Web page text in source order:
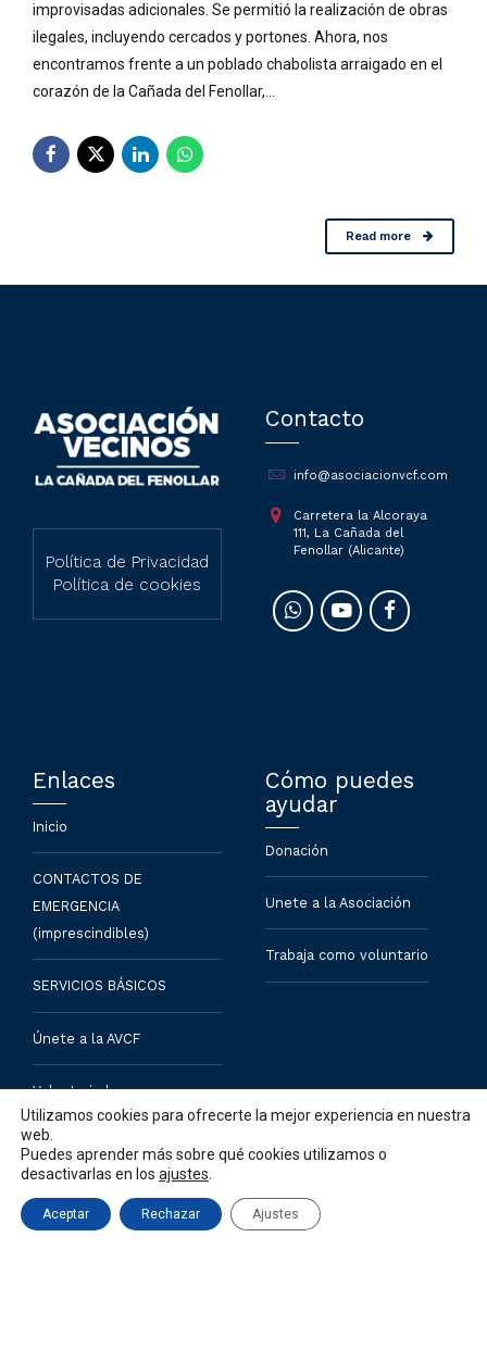
improvisadas adicionales. Se permitió la realización de obras
ilegales, incluyendo cercados y portones. Ahora, nos
encontramos frente a un poblado chabolista arraigado en el
corazón de la Cañada del Fenollar,...
Read more
Política de Privacidad
Política de cookies
Contacto
info@asociacionvcf.com
Carretera la Alcoraya
111, La Cañada del
Fenollar (Alicante)
Enlaces
Inicio
CONTACTOS DE
EMERGENCIA
(imprescindibles)
SERVICIOS BÁSICOS
Únete a la AVCF
Voluntariado
Noticias
Sugerencias
Cómo puedes
ayudar
Donación
Unete a la Asociación
Trabaja como voluntario
Utilizamos cookies para ofrecerte la mejor experiencia en nuestra
web.
Puedes aprender más sobre qué cookies utilizamos o
desactivarlas en los ajustes
Aceptar Rechazar Ajustes